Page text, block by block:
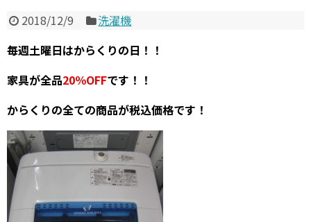
2018/12/9
洗濯機
毎週土曜日はからくりの日！！
家具が全品20％OFFです！！
からくりの全ての商品が税込価格です！